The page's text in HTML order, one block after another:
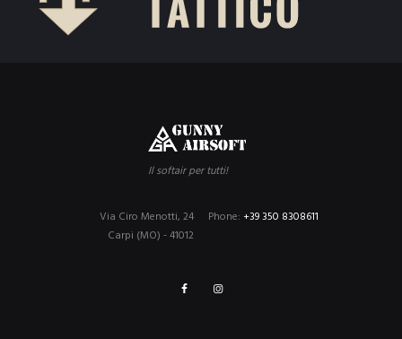
Il softair per tutti!
Phone: +39 350 8308611
Via Ciro Menotti, 24
Carpi (MO) - 41012